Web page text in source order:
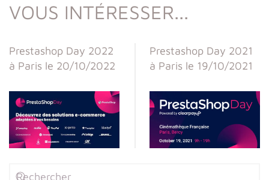
VOUS INTÉRESSER...
Prestashop Day 2022
à Paris le 20/10/2022
Prestashop Day 2021
à Paris le 19/10/2021